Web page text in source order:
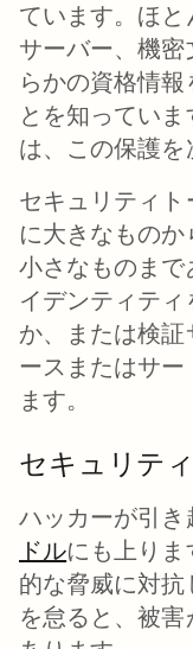
ています。ほ
サーバー、機
らかの資格情
とを知ってい
は、この保護を
セキュリティト
に大きなもの
小さなものま
イデンティテ
か、または検
ースまたはサ
ます。
セキュリテ
ハッカーが引
ドル新しいタブ
にも上り
的な脅威に対
を怠ると、被